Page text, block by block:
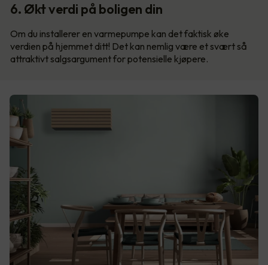
6. Økt verdi på boligen din
Om du installerer en varmepumpe kan det faktisk øke
verdien på hjemmet ditt! Det kan nemlig være et svært så
attraktivt salgsargument for potensielle kjøpere.